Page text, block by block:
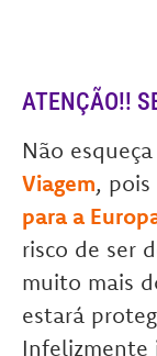
ATENÇÃO!!
Não
Viagem, pois
para a
risco de ser
muito mais
estará
Infelizmente